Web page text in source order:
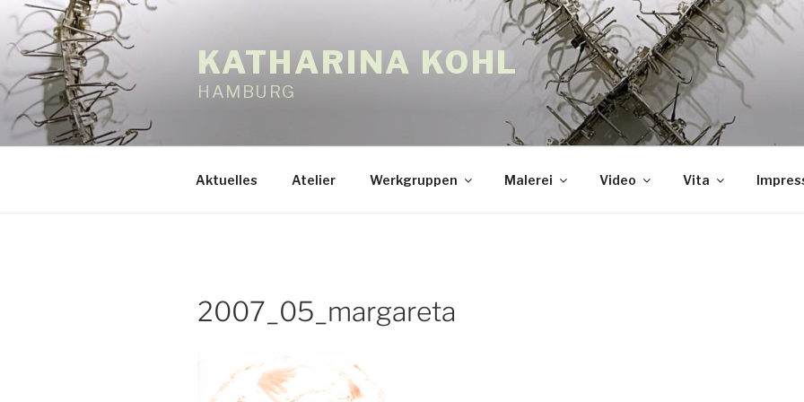
Zum
Inhalt
springen
KATHARINA KOHL
HAMBURG
Aktuelles Atelier Werkgruppen Malerei Video Vita
2007_05_margareta